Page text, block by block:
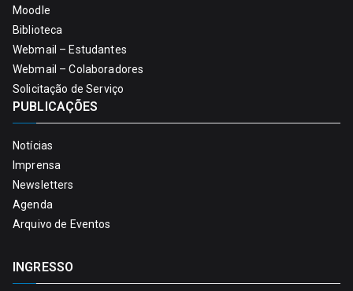
Moodle
Biblioteca
Webmail – Estudantes
Webmail – Colaboradores
Solicitação de Serviço
PUBLICAÇÕES
Notícias
Imprensa
Newsletters
Agenda
Arquivo de Eventos
INGRESSO